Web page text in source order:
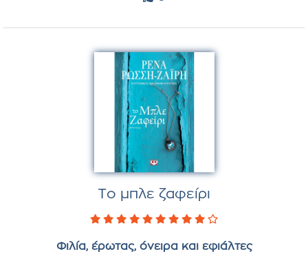
Το μπλε ζαφείρι
Φιλία, έρωτας, όνειρα και εφιάλτες